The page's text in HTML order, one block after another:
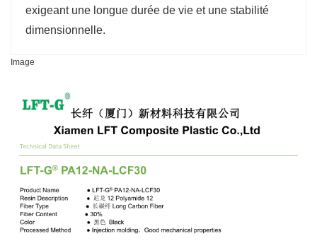
exigeant une longue durée de vie et une stabilité
dimensionnelle.
Image